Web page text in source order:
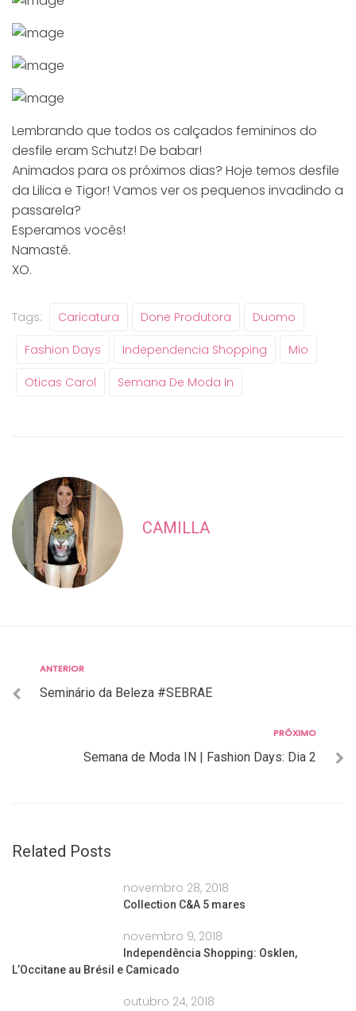
Lembrando que todos os calçados femininos do
desfile eram Schutz! De babar!
Animados para os próximos dias? Hoje temos desfile
da Lilica e Tigor! Vamos ver os pequenos invadindo a
passarela?
Esperamos vocês!
Namastê.
XO.
Tags: Caricatura Done Produtora Duomo
Fashion Days Independencia Shopping Mio
Oticas Carol Semana De Moda In
CAMILLA
Navegação
de
Anterior
ANTERIOR
Seminário da Beleza #SEBRAE
PRÓXIMO
Semana de Moda IN | Fashion Days: Dia 2
Related Posts
novembro 28, 2018
Collection C&A 5 mares
novembro 9, 2018
Independência Shopping: Osklen,
L’Occitane au Brésil e Camicado
outubro 24, 2018